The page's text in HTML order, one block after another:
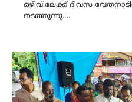
ഒഴിവിലേക്ക് ദിവസ
നടത്തുന്നു.…